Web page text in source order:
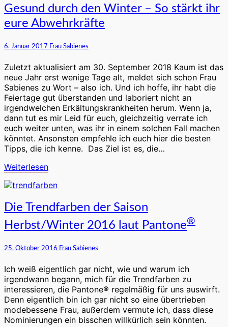
Gesund
durch
den
–
stärkt
ihr
eure
Abwehrkräfte
Gesund durch den Winter – So stärkt ihr
eure Abwehrkräfte
6. Januar 2017 Frau Sabienes
Zuletzt aktualisiert am 30. September 2018 Kaum ist das
neue Jahr erst wenige Tage alt, meldet sich schon Frau
Sabienes zu Wort – also ich. Und ich hoffe, ihr habt die
Feiertage gut überstanden und laboriert nicht an
irgendwelchen Erkältungskrankheiten herum. Wenn ja,
dann tut es mir Leid für euch, gleichzeitig verrate ich
euch weiter unten, was ihr in einem solchen Fall machen
könntet. Ansonsten empfehle ich euch hier die besten
Tipps, die ich kenne. Das Ziel ist es, die…
WeiterlesenWeiterlesen
Die
Trendfarben
der
Herbst/Winter
laut
Pantone
Die Trendfarben der Saison
Herbst/Winter 2016 laut Pantone®
25. Oktober 2016 Frau Sabienes
Ich weiß eigentlich gar nicht, wie und warum ich
irgendwann begann, mich für die Trendfarben zu
interessieren, die Pantone® regelmäßig für uns auswirft.
Denn eigentlich bin ich gar nicht so eine übertrieben
modebessene Frau, außerdem vermute ich, dass diese
Nominierungen ein bisschen willkürlich sein könnten.